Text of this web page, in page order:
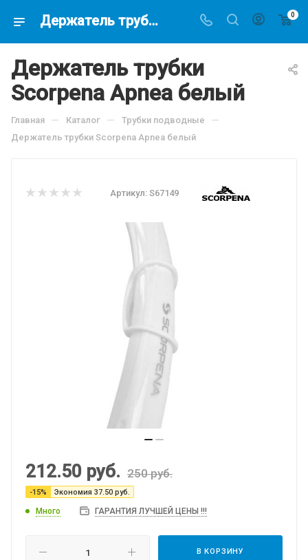
Держатель трубки Scorpena Apnea белый, по цене 212.5 руб, купить в интернет-магазине подводной охоты Водолаз.РФ в Москве. - 0
Держатель трубки
Scorpena Apnea белый
Главная — Каталог — Трубки подводные —
Держатель трубки Scorpena Apnea белый
Артикул: S67149
212.50 руб. 250руб.
-15% Экономия 37.50 руб.
Много ГАРАНТИЯ ЛУЧШЕЙ ЦЕНЫ !!!
В КОРЗИНУ